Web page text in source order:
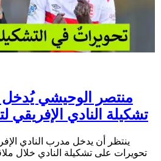
منتصر الوحيشي
تشكيلة النادي الإفريقي
ينتظر أن يدخل مدرب النادي
تحويرات على تشكيلة النادي خلال